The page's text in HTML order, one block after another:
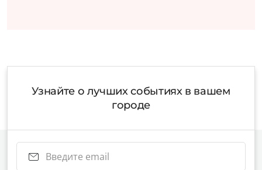
Узнайте о лучших событиях в вашем
городе